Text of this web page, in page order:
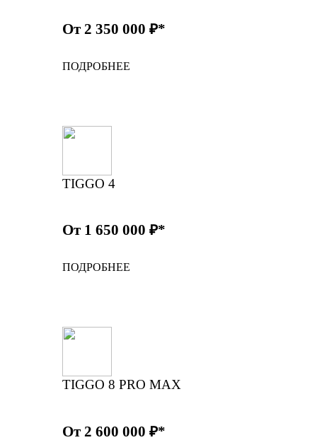
От 2 350 000 ₽*
ПОДРОБНЕЕ
TIGGO 4
От 1 650 000 ₽*
ПОДРОБНЕЕ
TIGGO 8 PRO MAX
От 2 600 000 ₽*